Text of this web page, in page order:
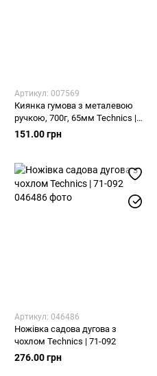
Артикул: 007569
Киянка гумова з металевою
ручкою, 700г, 65мм Technics |
39-021
151.00 грн
Артикул: 046486
Ножівка садова дугова з
чохлом Technics | 71-092
276.00 грн